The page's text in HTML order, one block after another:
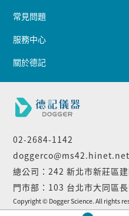
02-2684-1142
doggerco@ms42.hinet.net
總公司：242 新北市新莊區
門市部：103 台北市大同區
常見問題
服務中心
關於德記
Copyright © Dogger Science. All rights